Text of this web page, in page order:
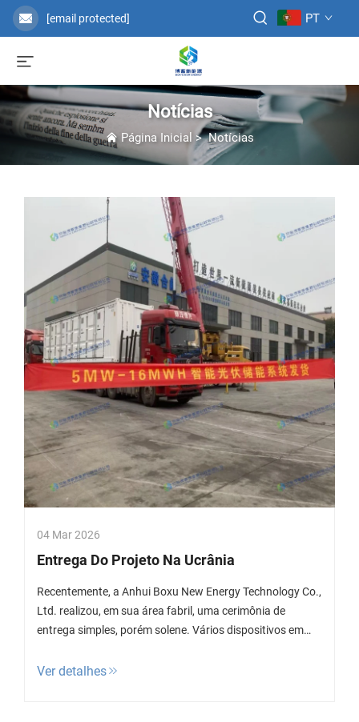
[email protected] PT
Notícias
Página Inicial >Notícias
04 Mar 2026
Entrega Do Projeto Na Ucrânia
Recentemente, a Anhui Boxu New Energy Technology Co.,
Ltd. realizou, em sua área fabril, uma cerimônia de
entrega simples, porém solene. Vários dispositivos em
armazenamento de energia fotovoltaica de 5 MW/16
Ver detalhes